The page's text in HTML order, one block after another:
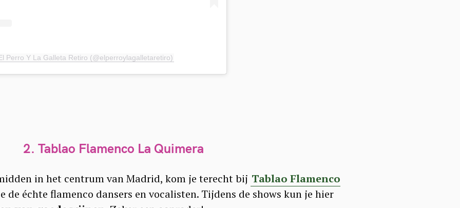
Perro Y La Galleta Retiro (@elperroylagalletaretiro)
2. Tablao Flamenco La Quimera
in het centrum van Madrid, kom je terecht bij Tablao Flamenco
de échte flamenco dansers en vocalisten. Tijdens de shows kun je hier